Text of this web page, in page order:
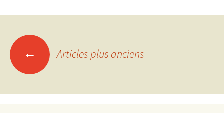
Navigation
des
← Articles plus anciens